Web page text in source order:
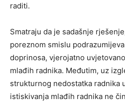
raditi.
Smatraju da je sadašnje
poreznom smislu
doprinosa, vjerojatno
mlađih radnika. Međutim, uz
strukturnog nedostatka radnika
istiskivanja mlađih radnika ne